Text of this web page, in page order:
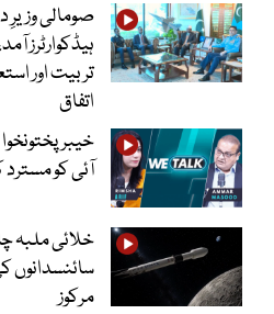
صومالی وزیرِ
ہیڈکوارٹرز
تربیت اور
اتفاق
آئی کو مسترد
خلائی ملبہ
سائنسدانوں
مرکوز